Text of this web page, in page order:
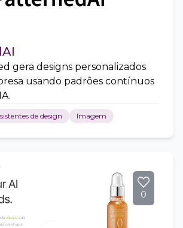
gera designs personalizados
usando padrões contínuos
de design Imagem
0